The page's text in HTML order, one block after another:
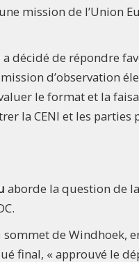
mission de l’Union
a décidé de répondre
d’observation
le format et la
la CENI et les parties
aborde la question de
de Windhoek,
final, « approuvé le